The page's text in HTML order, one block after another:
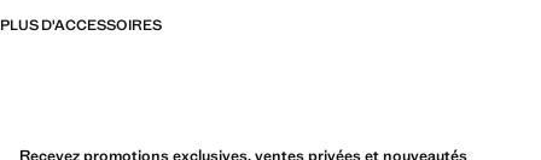
PLUS D'ACCESSOIRES
Recevez promotions exclusives, ventes privées et nouveautés